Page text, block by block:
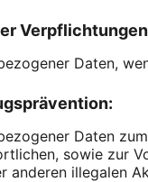
Daten,
Daten
sowie zur
anderen illegalen